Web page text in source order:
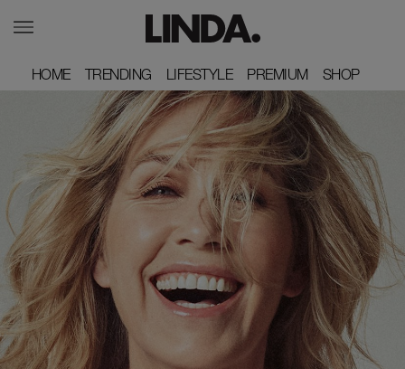
HOME
HOME TRENDING
TRENDING LIFESTYLE
LIFESTYLE PREMIUM
PREMIUM SHOP
SHOP